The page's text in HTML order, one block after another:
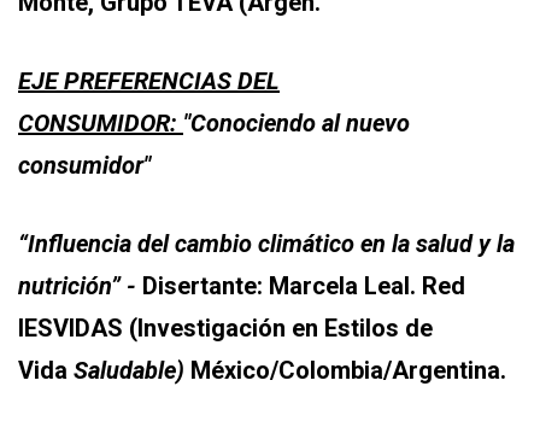
EJE PREFERENCIAS DEL
CONSUMIDOR: "Conociendo al nuevo
consumidor"
“Influencia del cambio climático en la salud yla
nutrición” - Disertante: Marcela Leal. Red
IESVIDAS (Investigación en Estilos de
Vida Saludable) México/Colombia/Argentina.